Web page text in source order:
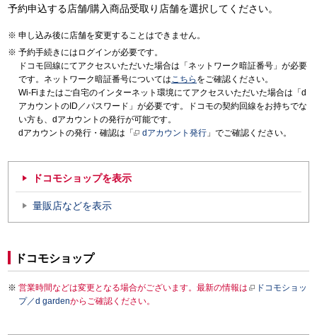
予約申込する店舗/購入商品受取り店舗を選択してください。
申し込み後に店舗を変更することはできません。
予約手続きにはログインが必要です。
ドコモ回線にてアクセスいただいた場合は「ネットワーク暗証番号」が必要
です。ネットワーク暗証番号についてはこちら をご確認ください。
Wi-Fiまたはご自宅のインターネット環境にてアクセスいただいた場合は「d
アカウントのID／パスワード」が必要です。ドコモの契約回線をお持ちでな
い方も、dアカウントの発行が可能です。
dアカウントの発行・確認は「
dアカウント発行 」でご確認ください。
ドコモショップを表示
量販店などを表示
ドコモショップ
営業時間などは変更となる場合がございます。最新の情報は
ドコモショッ
プ／d gardenからご確認ください。